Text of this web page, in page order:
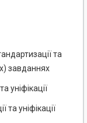
та
завданнях
уніфікації
та уніфікації